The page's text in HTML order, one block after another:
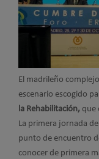
El madrileño
escenario escogido
la Rehabilitación, que
La primera jornada
punto de encuentro
conocer de primera